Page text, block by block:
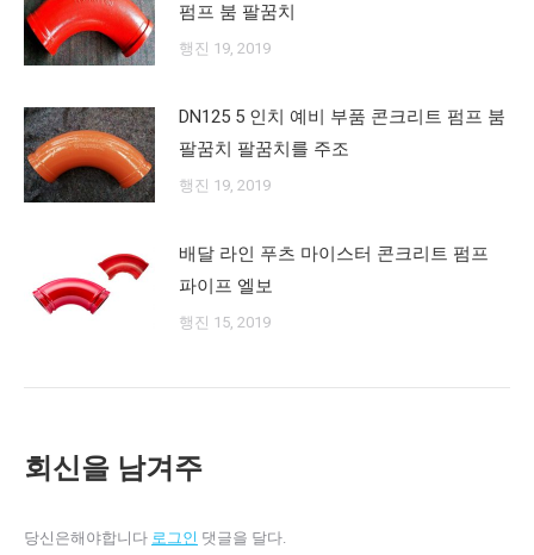
펌프 붐 팔꿈치
행진 19, 2019
DN125 5 인치 예비 부품 콘크리트 펌프 붐
팔꿈치 팔꿈치를 주조
행진 19, 2019
배달 라인 푸츠 마이스터 콘크리트 펌프
파이프 엘보
행진 15, 2019
회신을 남겨주
당신은해야합니다 로그인 댓글을 달다.